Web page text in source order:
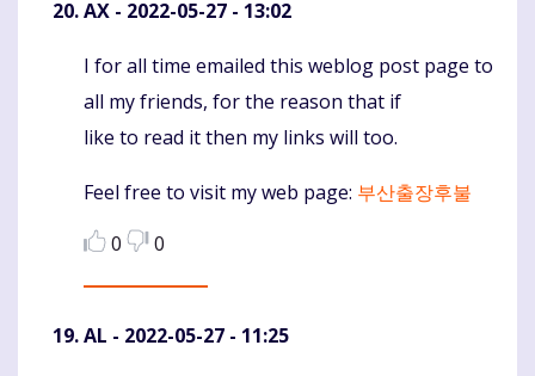
AX - 2022-05-27 - 13:02
Komentaras
I for all time emailed this weblog post page to
all my friends, for the reason that if
like to read it then my links will too.
Feel free to visit my web page: 부산출장후불
0
0
AL - 2022-05-27 - 11:25